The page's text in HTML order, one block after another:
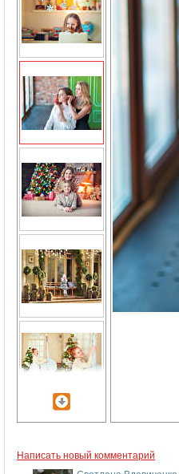
Написать новый комментарий